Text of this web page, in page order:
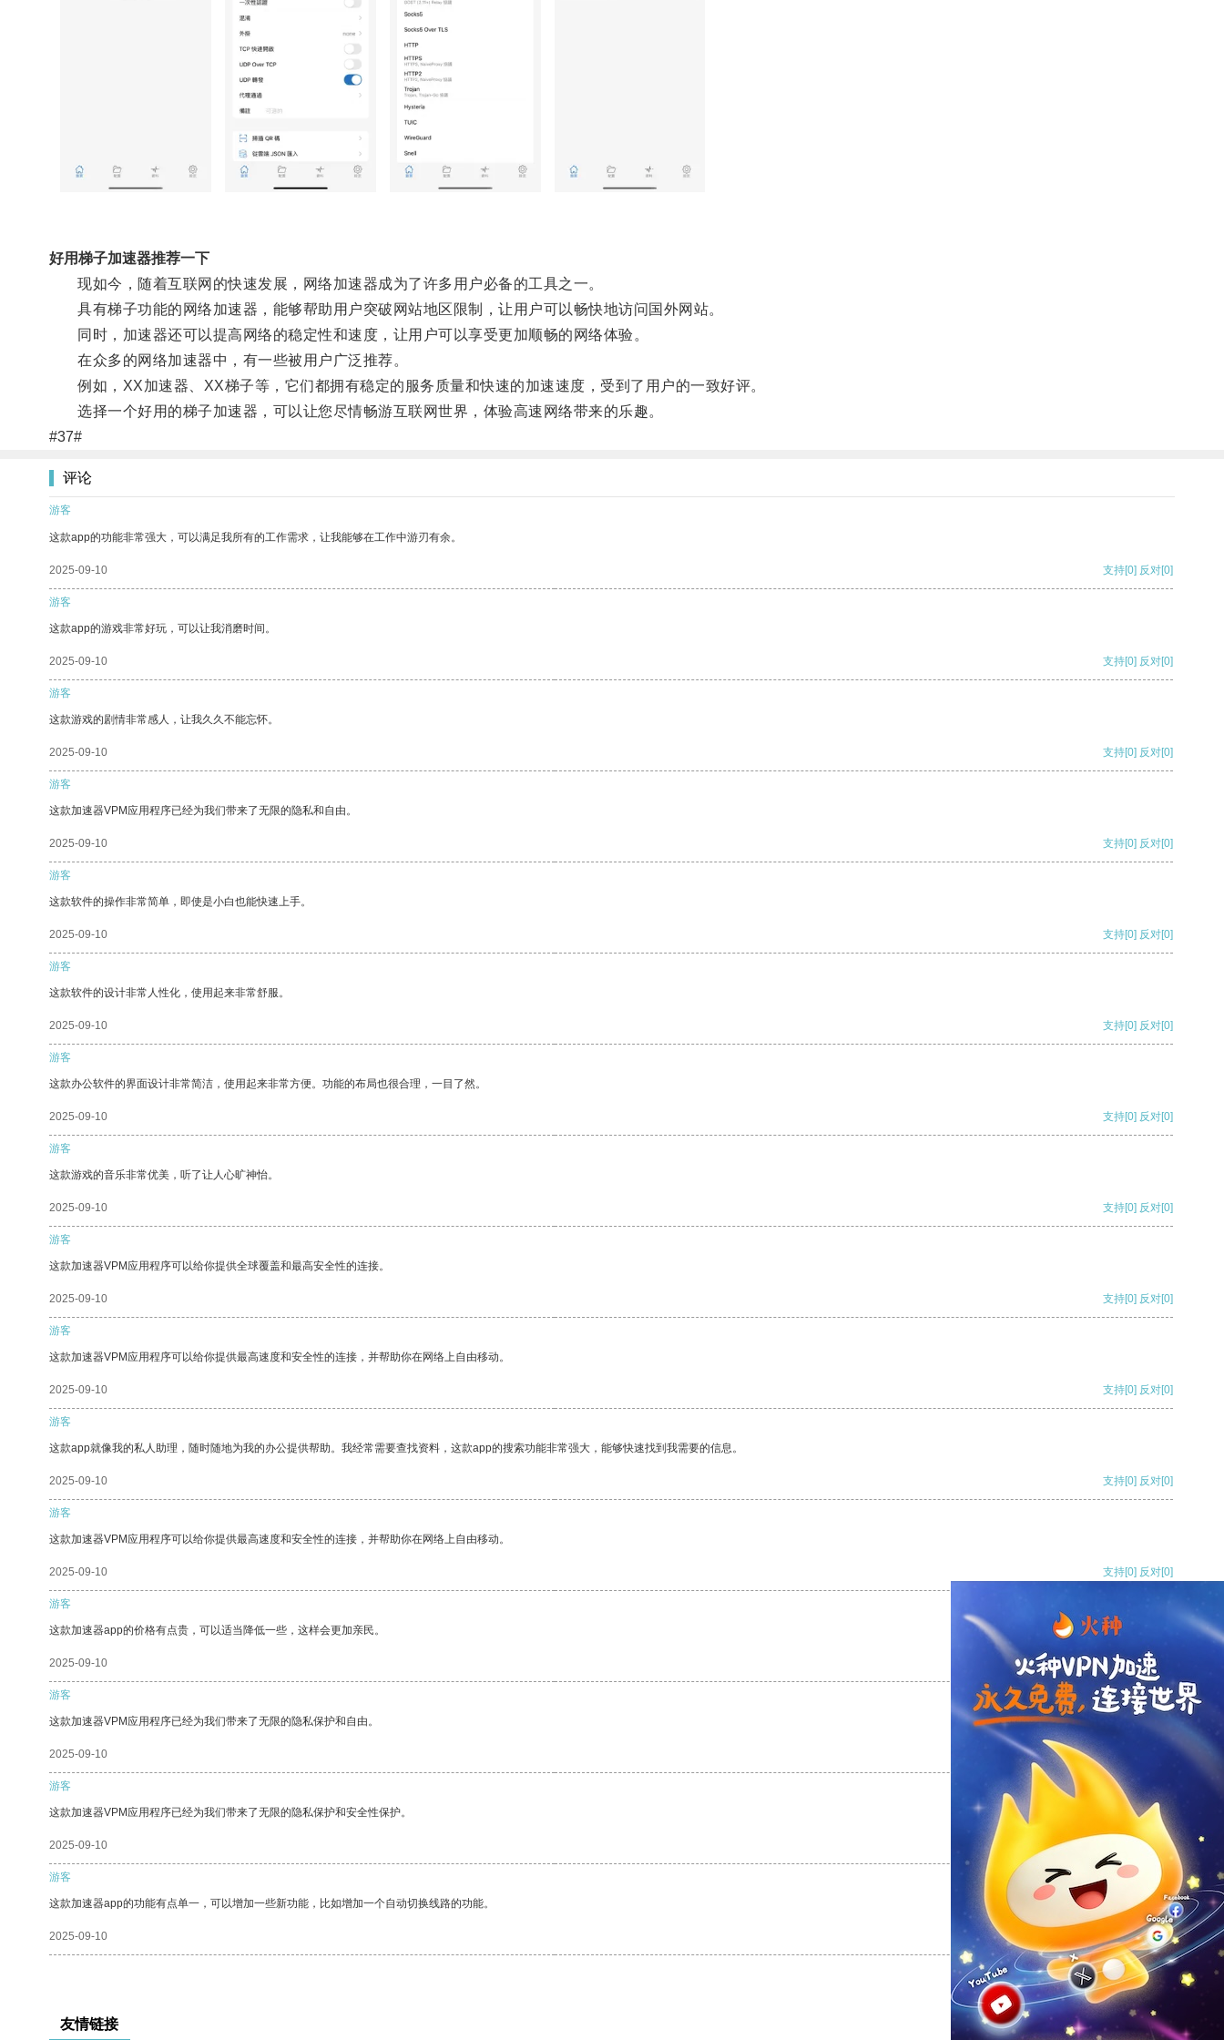
好用梯子加速器推荐一下
现如今，随着互联网的快速发展，网络加速器成为了许多用户必备的工具之一。
具有梯子功能的网络加速器，能够帮助用户突破网站地区限制，让用户可以畅快地访问国外网站。
同时，加速器还可以提高网络的稳定性和速度，让用户可以享受更加顺畅的网络体验。
在众多的网络加速器中，有一些被用户广泛推荐。
例如，XX加速器、XX梯子等，它们都拥有稳定的服务质量和快速的加速速度，受到了用户的一致好评。
选择一个好用的梯子加速器，可以让您尽情畅游互联网世界，体验高速网络带来的乐趣。
#37#
评论
游客
这款app的功能非常强大，可以满足我所有的工作需求，让我能够在工作中游刃有余。
2025-09-10 支持[0] 反对[0]
游客
这款app的游戏非常好玩，可以让我消磨时间。
2025-09-10 支持[0] 反对[0]
游客
这款游戏的剧情非常感人，让我久久不能忘怀。
2025-09-10 支持[0] 反对[0]
游客
这款加速器VPM应用程序已经为我们带来了无限的隐私和自由。
2025-09-10 支持[0] 反对[0]
游客
这款软件的操作非常简单，即使是小白也能快速上手。
2025-09-10 支持[0] 反对[0]
游客
这款软件的设计非常人性化，使用起来非常舒服。
2025-09-10 支持[0] 反对[0]
游客
这款办公软件的界面设计非常简洁，使用起来非常方便。功能的布局也很合理，一目了然。
2025-09-10 支持[0] 反对[0]
游客
这款游戏的音乐非常优美，听了让人心旷神怡。
2025-09-10 支持[0] 反对[0]
游客
这款加速器VPM应用程序可以给你提供全球覆盖和最高安全性的连接。
2025-09-10 支持[0] 反对[0]
游客
这款加速器VPM应用程序可以给你提供最高速度和安全性的连接，并帮助你在网络上自由移动。
2025-09-10 支持[0] 反对[0]
游客
这款app就像我的私人助理，随时随地为我的办公提供帮助。我经常需要查找资料，这款app的搜索功能非常强大，能够快速找到我需要的信息。
2025-09-10 支持[0] 反对[0]
游客
这款加速器VPM应用程序可以给你提供最高速度和安全性的连接，并帮助你在网络上自由移动。
2025-09-10 支持[0] 反对[0]
游客
这款加速器app的价格有点贵，可以适当降低一些，这样会更加亲民。
2025-09-10 支持[0] 反对
游客
这款加速器VPM应用程序已经为我们带来了无限的隐私保护和自由。
2025-09-10 支持
游客
这款加速器VPM应用程序已经为我们带来了无限的隐私保护和安全性保护。
2025-09-10 反对 [0]
游客
这款加速器app的功能有点单一，可以增加一些新功能，比如增加一个自动切换线路的功能。
2025-09-10 支持[0] 反对[0]
友情链接